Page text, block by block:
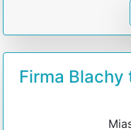
Firma